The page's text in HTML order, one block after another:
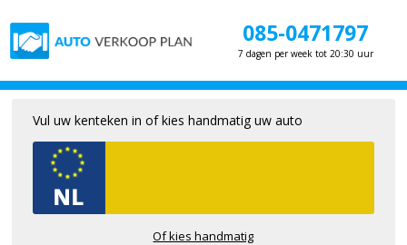
085-0471797
7 dagen per week tot 20:30 uur
Vul uw kenteken in of kies handmatig uw auto
Of kies handmatig